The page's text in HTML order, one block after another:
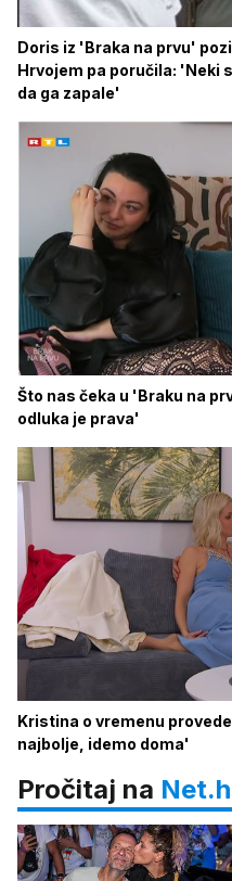
Doris iz 'Braka na prvu'
Hrvojem pa poručila: 'Neki
da ga zapale'
Što nas čeka u 'Braku na
odluka je prava'
Kristina o vremenu
najbolje, idemo doma'
Pročitaj na